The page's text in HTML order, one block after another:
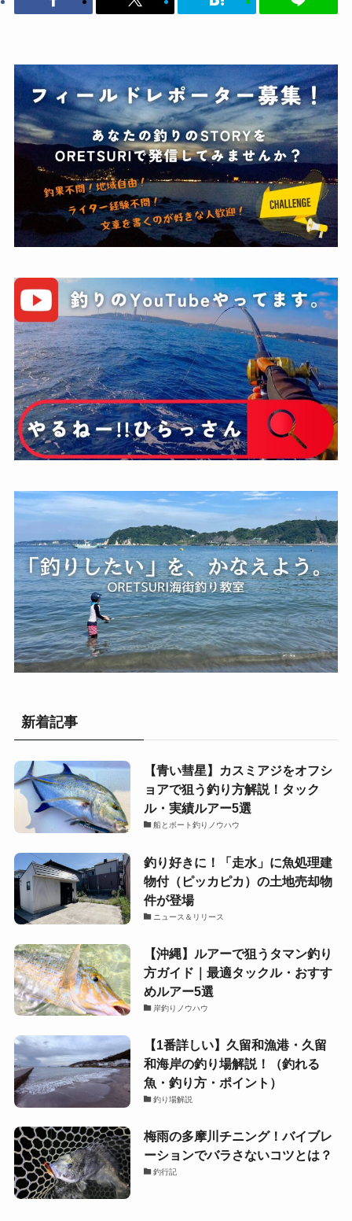
新着記事
【青い彗星】カスミアジをオフシ
ョアで狙う釣り方解説！タック
ル・実績ルアー5選
船とボート釣りノウハウ
釣り好きに！「走水」に魚処理建
物付（ピッカピカ）の土地売却物
件が登場
ニュース＆リリース
【沖縄】ルアーで狙うタマン釣り
方ガイド｜最適タックル・おすす
めルアー5選
岸釣りノウハウ
【1番詳しい】久留和漁港・久留
和海岸の釣り場解説！（釣れる
魚・釣り方・ポイント）
釣り場解説
梅雨の多摩川チニング！バイブレ
ーションでバラさないコツとは？
釣行記